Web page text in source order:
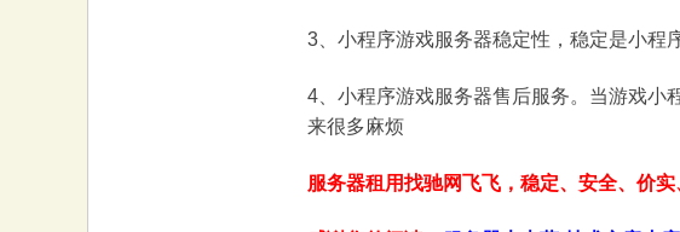
3、小程序游戏服务器稳定性，稳定是小程
4、小程序游戏服务器售后服务。当游戏小
来很多麻烦
服务器租用找驰网飞飞，稳定、安全、价实